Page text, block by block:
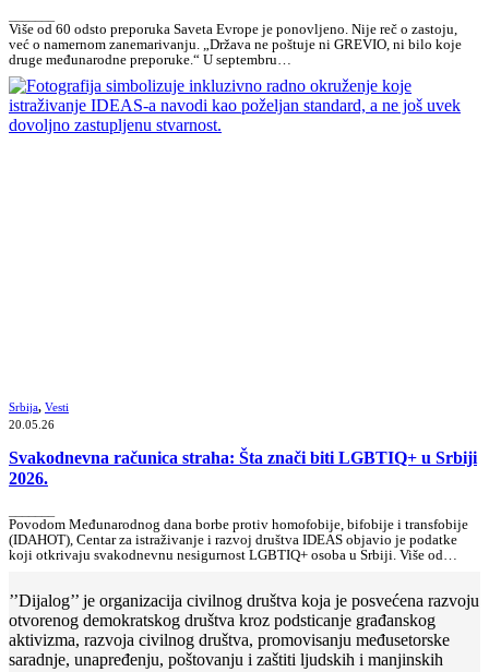
Više od 60 odsto preporuka Saveta Evrope je ponovljeno. Nije reč o zastoju,
već o namernom zanemarivanju. „Država ne poštuje ni GREVIO, ni bilo koje
druge međunarodne preporuke.“ U septembru…
Srbija, Vesti
20.05.26
Svakodnevna računica straha: Šta znači biti LGBTIQ+ u Srbiji
2026.
Povodom Međunarodnog dana borbe protiv homofobije, bifobije i transfobije
(IDAHOT), Centar za istraživanje i razvoj društva IDEAS objavio je podatke
koji otkrivaju svakodnevnu nesigurnost LGBTIQ+ osoba u Srbiji. Više od…
’’Dijalog’’ je organizacija civilnog društva koja je posvećena razvoju
otvorenog demokratskog društva kroz podsticanje građanskog
aktivizma, razvoja civilnog društva, promovisanju međusetorske
saradnje, unapređenju, poštovanju i zaštiti ljudskih i manjinskih